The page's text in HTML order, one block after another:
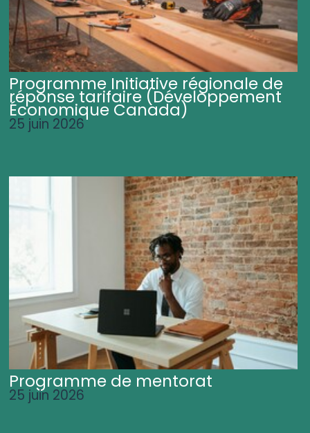
Programme Initiative régionale de
réponse tarifaire (Développement
Économique Canada)
25 juin 2026
Programme de mentorat
25 juin 2026